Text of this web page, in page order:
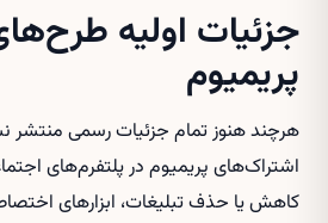
جزئیات اولیه
پریمیوم
هرچند هنوز تمام جزئیات رسمی منتشر
اشتراک‌های پریمیوم در پلتفرم‌های
کاهش یا حذف تبلیغات، ابزارهای